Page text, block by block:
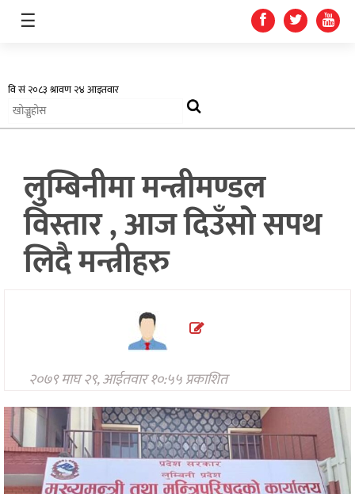
अर्थतन्त्र
स्वास्थ्य
शिक्षा
प्रदेश
अन्तर्राष्ट्रिय
अन्तरवार्ता/
विचार
थप
☰
लुम्बिनीमा मन्त्रीमण्डल
विस्तार , आज दिउँसो सपथ
लिदै मन्त्रीहरु
२०७९ माघ २९, आईतवार १०:५५ प्रकाशित